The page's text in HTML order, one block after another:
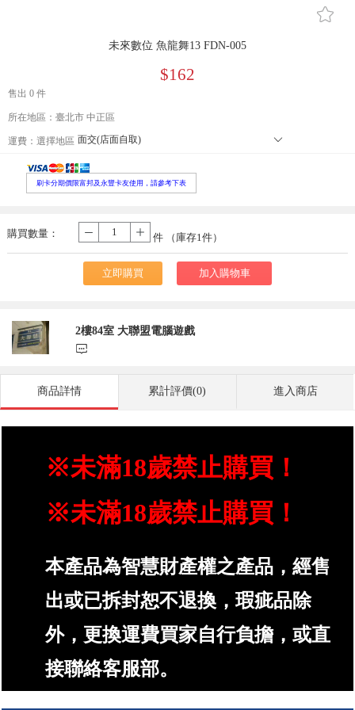
󰄔
未來數位 魚龍舞13 FDN-005
$162
售出 0 件
所在地區：臺北市 中正區
運費： 選擇地區 面交(店面自取) 󰄘
郵寄小包裹
外島郵寄宅配
便利店取貨 寄送尺寸長寬高105cm以內，最長邊45cm以內、重量5
刷卡分期價限富邦及永豐卡友使用，請參考下表
購買數量：
- 件 （庫存1件）
立即購買 加入購物車
2樓84室 大聯盟電腦遊戲
󰃨
商品詳情 累計評價(0) 進入商店
※未滿18歲禁止購買！
※未滿18歲禁止購買！
本產品為智慧財產權之產品，經售
出或已拆封恕不退換，瑕疵品除
外，更換運費買家自行負擔，或直
接聯絡客服部。